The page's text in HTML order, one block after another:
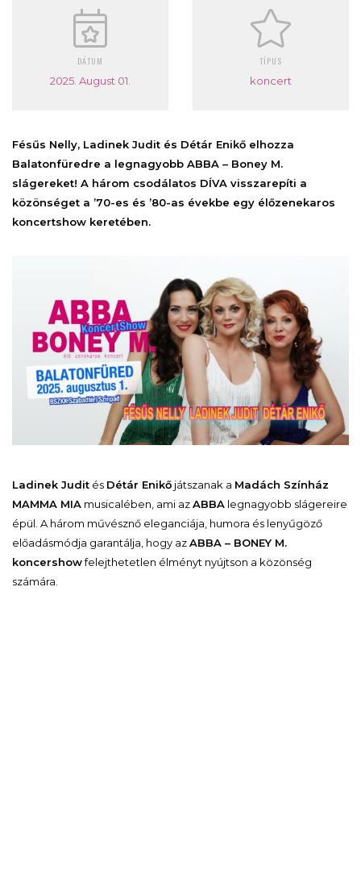
DÁTUM
2025. August 01.
TÍPUS
koncert
Fésűs Nelly, Ladinek Judit és Détár Enikő elhozza
Balatonfüredre a legnagyobb ABBA – Boney M.
slágereket! A három csodálatos DÍVA visszarepíti a
közönséget a ’70-es és ’80-as évekbe egy élőzenekaros
koncertshow keretében.
Ladinek Judit és Détár Enikő játszanak a Madách Színház
MAMMA MIA musicalében, ami azABBA legnagyobb slágereire
épül. A három művésznő eleganciája, humora és lenyűgöző
előadásmódja garantálja, hogy azABBA – BONEY M.
koncershowfelejthetetlen élményt nyújtson a közönség
számára.